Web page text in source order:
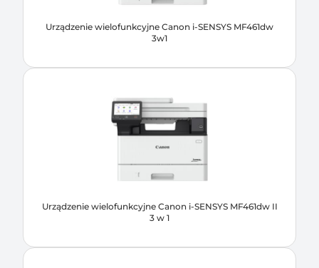
Urządzenie wielofunkcyjne Canon i-SENSYS MF461dw
3w1
Urządzenie wielofunkcyjne Canon i-SENSYS MF461dw II
3 w 1